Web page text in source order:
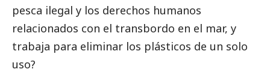
pesca ilegal y los derechos humanos
relacionados con el transbordo en el mar, y
trabaja para eliminar los plásticos de un solo
uso?